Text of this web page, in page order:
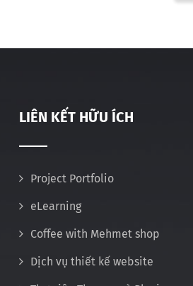
LIÊN KẾT HỮU ÍCH
Project Portfolio
eLearning
Coffee with Mehmet shop
Dịch vụ thiết kế website